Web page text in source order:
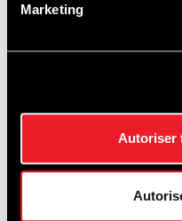
Marketing
Autoriser
SIGHTSEEING
TOURS